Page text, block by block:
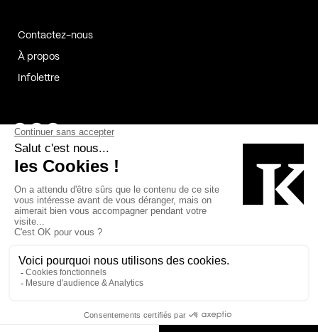
Contactez-nous
À propos
Infolettre
Page Facebook de Kollectif
Page Instagram de Kollectif
Page Linkedin de Kollectif
Bâtiment-Durable-Québec-1
Esquisses-1
MP-1 v2com-1
Cookies